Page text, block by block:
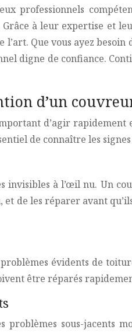
professionnels
à leur expertise et
Que vous ayez
digne de confiance.
d’un
d’agir rapidement
de connaître les
à l’œil nu. Un
de les réparer avant
évidents de
être réparés
problèmes sous-jacents